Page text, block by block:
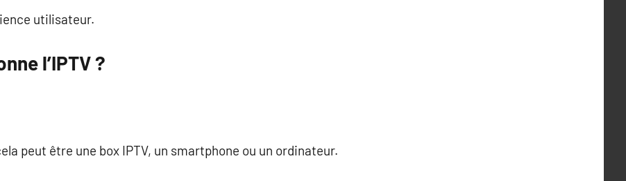
utilisateur.
l’IPTV ?
peut être une box IPTV, un smartphone ou un ordinateur.